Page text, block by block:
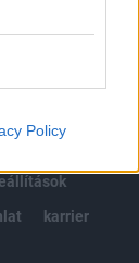
Policy
karrier